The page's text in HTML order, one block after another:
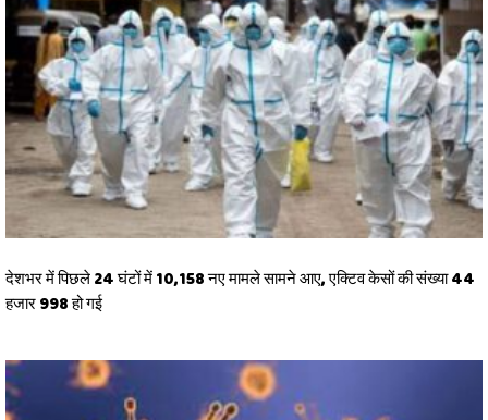
देशभर में पिछले 24 घंटों में 10,158 नए मामले सामने आए, एक्टिव केसों की संख्या 44
हजार 998 हो गई